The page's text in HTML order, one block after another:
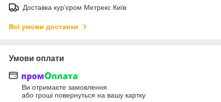
Доставка курʼєром Метрекс Київ
Всі умови доставки
Умови оплати
Ви отримаєте замовлення
або гроші повернуться на вашу картку